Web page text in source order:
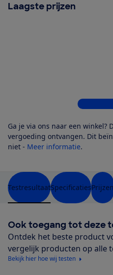
Laagste prijzen
Bekijk alle
Ga je via ons naar een winkel?
vergoeding ontvangen. Dit
niet - Meer informatie.
TestresultaatSpecificatiesPrijzen
Ook toegang tot deze
Ontdek het beste product
vergelijk producten op alle
Bekijk hier hoe wij testen